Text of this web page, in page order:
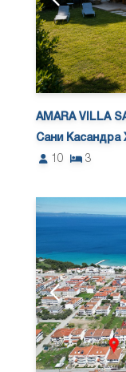
AMARA VILLA
Сани Касандра
10
3